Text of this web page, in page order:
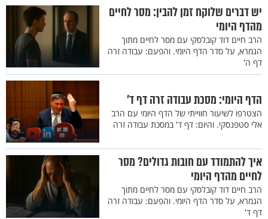
יש דברים שלוקח זמן להבין: מסר לחיים
מהדף היומי
הרב חיים דוד קובלסקי עם מסר לחיים מתוך
הגמרא, על סדר הדף היומי. והפעם: עבודה זרה
דף ה'
הדף היומי: מסכת עבודה זרה דף ד'
הצטרפו לשיעור חווייתי של הדף היומי עם הרב
אלי סטפנסקי. והיום: דף ד' במסכת עבודה זרה
איך להתמודד עם חובות גדולים? מסר
לחיים מהדף היומי
הרב חיים דוד קובלסקי עם מסר לחיים מתוך
הגמרא, על סדר הדף היומי. והפעם: עבודה זרה
דף ד'